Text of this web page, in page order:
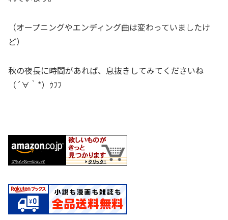
（オープニングやエンディング曲は変わっていましたけ
ど）
秋の夜長に時間があれば、息抜きしてみてくださいね
（´∀｀*）ｳﾌﾌ